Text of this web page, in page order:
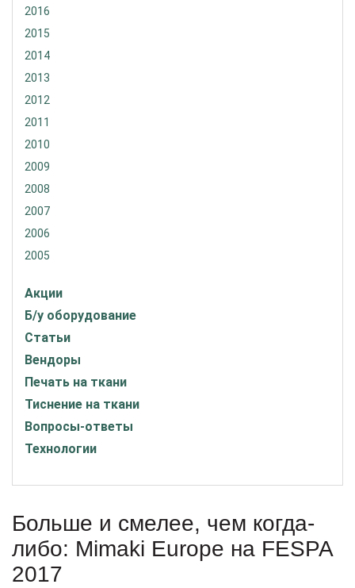
2016
2015
2014
2013
2012
2011
2010
2009
2008
2007
2006
2005
Акции
Б/у оборудование
Статьи
Вендоры
Печать на ткани
Тиснение на ткани
Вопросы-ответы
Технологии
Больше и смелее, чем когда-
либо: Mimaki Europe на FESPA
2017